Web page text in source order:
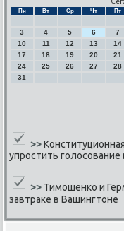
Пн Вт Ср Чт Пт
3
4 5 6 7
10
11 12 13 14
17
18 19 20 21
24
25 26 27 28
31
>>
упростить
>> Тимошенко и
завтраке в Вашингтоне